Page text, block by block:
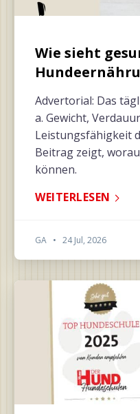
Wie sieht
Advertorial: Das
a. Gewicht,
Leistungsfähigkeit
Beitrag zeigt,
können.
WEITERLESEN
GA • 24 Jul, 2026